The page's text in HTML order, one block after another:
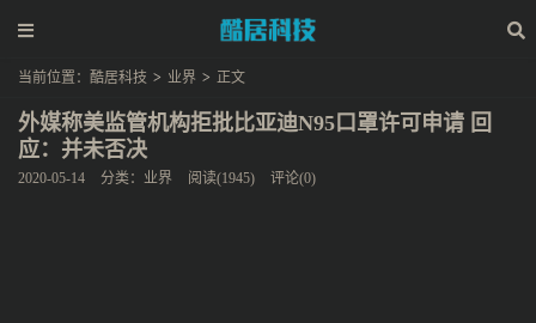
当前位置： 酷居科技 > 业界 > 正文
外媒称美监管机构拒批比亚迪N95口罩许可申请 回
应：并未否决
2020-05-14 分类： 业界 阅读(1945) 评论(0)